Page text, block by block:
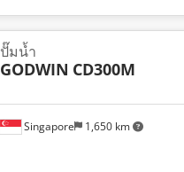
Singapore 1,650 km
ปั๊มน้ำ
GODWIN CD300M